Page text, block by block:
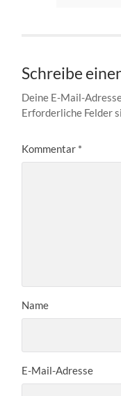
Schreibe
Deine E-Mail-
Erforderliche Felder
Kommentar *
Name
E-Mail-Adresse